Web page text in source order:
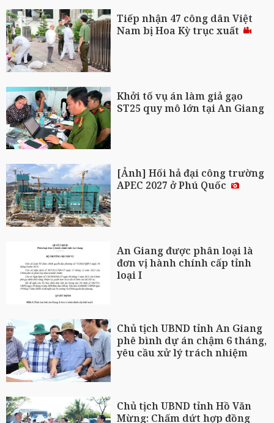
Tiếp nhận 47 công dân Việt
Nam bị Hoa Kỳ trục xuất
Khởi tố vụ án làm giả gạo
ST25 quy mô lớn tại An Giang
[Ảnh] Hối hả đại công trường
APEC 2027 ở Phú Quốc
An Giang được phân loại là
đơn vị hành chính cấp tỉnh
loại I
Chủ tịch UBND tỉnh An Giang
phê bình dự án chậm 6 tháng,
yêu cầu xử lý trách nhiệm
Chủ tịch UBND tỉnh Hồ Văn
Mừng: Chấm dứt hợp đồng